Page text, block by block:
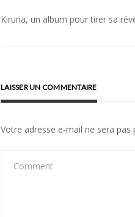
Navigation
Kiruna, un album pour tirer sa
LAISSER UN COMMENTAIRE
Votre adresse e-mail ne sera pas